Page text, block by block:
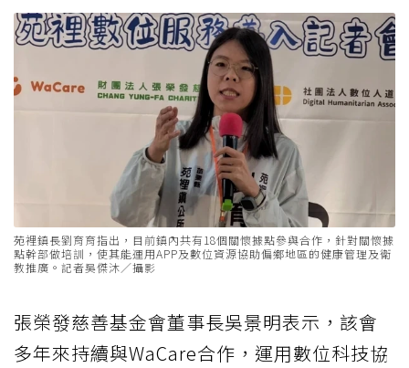
苑裡鎮長劉育育指出，目前鎮內共有18個關懷據點參與合作，針對關懷據
點幹部做培訓，使其能運用APP及數位資源協助偏鄉地區的健康管理及衛
教推廣。記者吳傑沐／攝影
張榮發慈善基金會董事長吳景明表示，該會
多年來持續與WaCare合作，運用數位科技協